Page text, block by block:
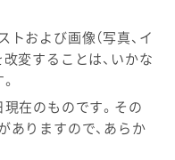
および画像（写真、イ
変することは、いかな
在のものです。その
ありますので、あらか